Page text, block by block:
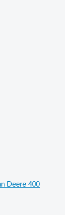
Deere 400